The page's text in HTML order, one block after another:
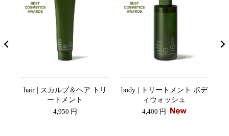
hair | スカルプ＆ヘア トリ
ートメント
4,950 円
body | トリートメント ボデ
ィウォッシュ
4,400 円